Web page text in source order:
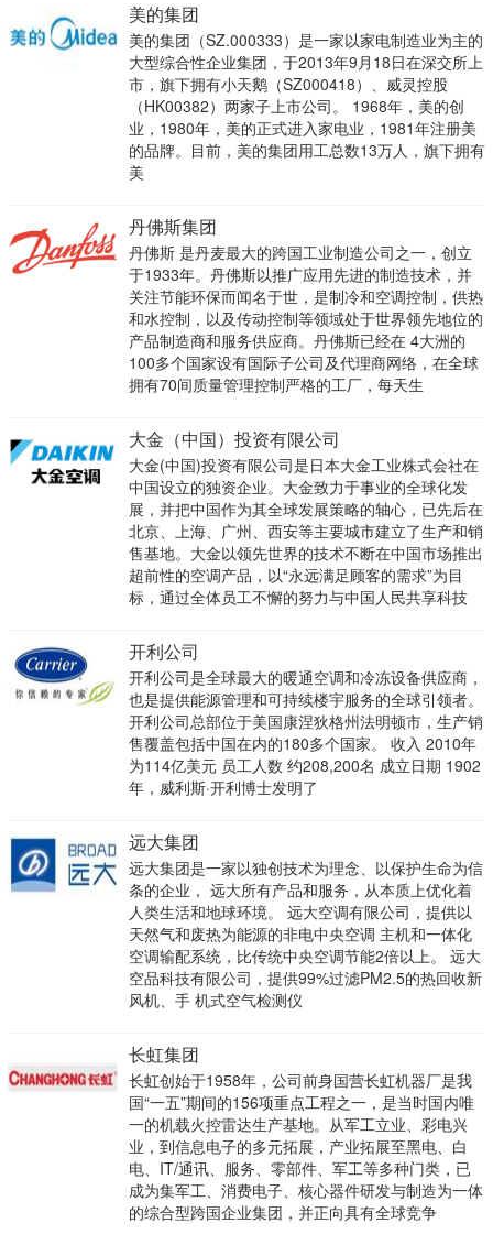
美的集团
美的集团（SZ.000333）是一家以家电制造业为主的
大型综合性企业集团，于2013年9月18日在深交所上
市，旗下拥有小天鹅（SZ000418）、威灵控股
（HK00382）两家子上市公司。 1968年，美的创
业，1980年，美的正式进入家电业，1981年注册美
的品牌。目前，美的集团用工总数13万人，旗下拥有
美
丹佛斯集团
丹佛斯 是丹麦最大的跨国工业制造公司之一，创立
于1933年。丹佛斯以推广应用先进的制造技术，并
关注节能环保而闻名于世，是制冷和空调控制，供热
和水控制，以及传动控制等领域处于世界领先地位的
产品制造商和服务供应商。丹佛斯已经在 4大洲的
100多个国家设有国际子公司及代理商网络，在全球
拥有70间质量管理控制严格的工厂，每天生
大金（中国）投资有限公司
大金(中国)投资有限公司是日本大金工业株式会社在
中国设立的独资企业。大金致力于事业的全球化发
展，并把中国作为其全球发展策略的轴心，已先后在
北京、上海、广州、西安等主要城市建立了生产和销
售基地。大金以领先世界的技术不断在中国市场推出
超前性的空调产品，以“永远满足顾客的需求”为目
标，通过全体员工不懈的努力与中国人民共享科技
开利公司
开利公司是全球最大的暖通空调和冷冻设备供应商，
也是提供能源管理和可持续楼宇服务的全球引领者。
开利公司总部位于美国康涅狄格州法明顿市，生产销
售覆盖包括中国在内的180多个国家。 收入 2010年
为114亿美元 员工人数 约208,200名 成立日期 1902
年，威利斯·开利博士发明了
远大集团
远大集团是一家以独创技术为理念、以保护生命为信
条的企业， 远大所有产品和服务，从本质上优化着
人类生活和地球环境。 远大空调有限公司，提供以
天然气和废热为能源的非电中央空调 主机和一体化
空调输配系统，比传统中央空调节能2倍以上。 远大
空品科技有限公司，提供99%过滤PM2.5的热回收新
风机、手 机式空气检测仪
长虹集团
长虹创始于1958年，公司前身国营长虹机器厂是我
国“一五”期间的156项重点工程之一，是当时国内唯
一的机载火控雷达生产基地。从军工立业、彩电兴
业，到信息电子的多元拓展，产业拓展至黑电、白
电、IT/通讯、服务、零部件、军工等多种门类，已
成为集军工、消费电子、核心器件研发与制造为一体
的综合型跨国企业集团，并正向具有全球竞争